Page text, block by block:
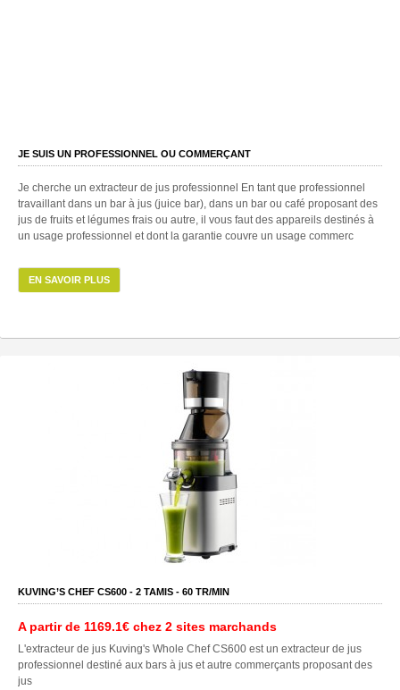
JE SUIS UN PROFESSIONNEL OU COMMERÇANT
Je cherche un extracteur de jus professionnel En tant que professionnel
travaillant dans un bar à jus (juice bar), dans un bar ou café proposant des
jus de fruits et légumes frais ou autre, il vous faut des appareils destinés à
un usage professionnel et dont la garantie couvre un usage commerc
EN SAVOIR PLUS
KUVING’S CHEF CS600 - 2 TAMIS - 60 TR/MIN
A partir de 1169.1€ chez 2 sites marchands
L'extracteur de jus Kuving's Whole Chef CS600 est un extracteur de jus
professionnel destiné aux bars à jus et autre commerçants proposant des
jus